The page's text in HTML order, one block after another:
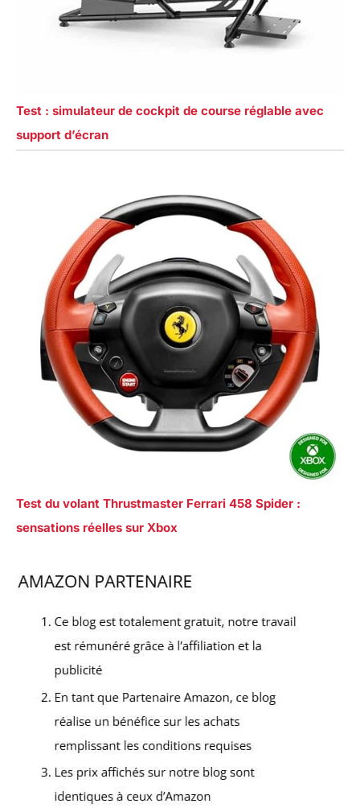
Test : simulateur de cockpit de course réglable avec
support d’écran
Test du volant Thrustmaster Ferrari 458 Spider :
sensations réelles sur Xbox